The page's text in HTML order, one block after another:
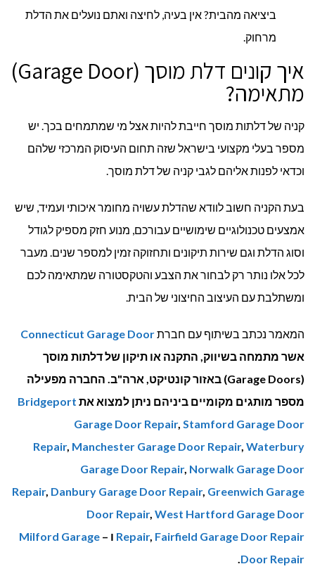
ביציאה מהבית? אין בעיה, לחיצה ואתם נועלים את הדלת
מרחוק.
איך קונים דלת מוסך (Garage Door)
מתאימה?
קניה של דלתות מוסך חייבת להיות אצל מי שמתמחים בכך. יש
מספר בעלי מקצועי בישראל שזה תחום העיסוק המרכזי שלהם
וכדאי לפנות אליהם לגבי קניה של דלת מוסך.
בעת הקניה חשוב לוודא שהדלת עשויה מחומר איכותי ועמיד, שיש
אמצעים טכנולוגיים שימושיים עבורכם, מנוע חזק מספיק לגודל
וסוג הדלת וגם שירות תיקונים ותחזוקה זמין למספר שנים. מעבר
לכל אלו נותר רק לבחור את הצבע והטקסטורה שמתאימה לכם
ומשתלבת עם העיצוב החיצוני של הבית.
המאמר נכתב בשיתוף עם חברתConnecticut Garage Door
אשר מתמחה בשיווק, התקנה או תיקון של דלתות מוסך
(Garage Doors) באזור קונטיקט, ארה"ב. החברה מפעילה
מספר מותגים מקומיים ביניהם ניתן למצוא את Bridgeport
Garage Door Repair, Stamford Garage Door
Repair, Manchester Garage Door Repair, Waterbury
Garage Door Repair, Norwalk Garage Door
Repair, Danbury Garage Door Repair, Greenwich Garage
Door Repair, West Hartford Garage Door
Repair, Fairfield Garage Door Repair ו – Milford Garage
Door Repair
.